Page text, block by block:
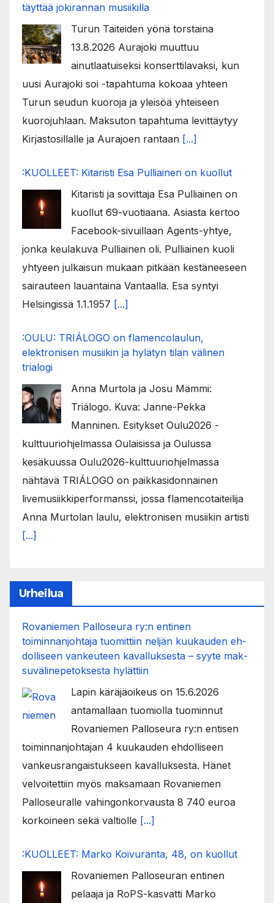
täyttää jokirannan musiikilla
Turun Taiteiden yönä torstaina
13.8.2026 Aurajoki muuttuu
ainutlaatuiseksi konserttilavaksi, kun
uusi Aurajoki soi -tapahtuma kokoaa yhteen
Turun seudun kuoroja ja yleisöä yhteiseen
kuorojuhlaan. Maksuton tapahtuma levittäytyy
Kirjastosillalle ja Aurajoen rantaan [...]
:KUOLLEET: Kitaristi Esa Pulliainen on kuollut
Kitaristi ja sovittaja Esa Pulliainen on
kuollut 69-vuotiaana. Asiasta kertoo
Facebook-sivuillaan Agents-yhtye,
jonka keulakuva Pulliainen oli. Pulliainen kuoli
yhtyeen julkaisun mukaan pitkään kestäneeseen
sairauteen lauantaina Vantaalla. Esa syntyi
Helsingissä 1.1.1957 [...]
:OULU: TRIÁLOGO on flamencolaulun,
elektronisen musiikin ja hylätyn tilan välinen
trialogi
Anna Murtola ja Josu Mämmi:
Triálogo. Kuva: Janne-Pekka
Manninen. Esitykset Oulu2026 -
kulttuuriohjelmassa Oulaisissa ja Oulussa
kesäkuussa Oulu2026-kulttuuriohjelmassa
nähtävä TRIÁLOGO on paikkasidonnainen
livemusiikkiperformanssi, jossa flamencotaiteilija
Anna Murtolan laulu, elektronisen musiikin artisti
[...]
Urheilua
Rovaniemen Palloseura ry:n entinen
toiminnanjohtaja tuo­mit­tiin neljän kuu­kau­den eh­
dol­li­seen van­keu­teen ka­val­luk­ses­ta – syyte mak­
su­vä­li­ne­pe­tok­ses­ta hy­lät­tiin
Lapin käräjäoikeus on 15.6.2026
antamallaan tuomiolla tuominnut
Rovaniemen Palloseura ry:n entisen
toiminnanjohtajan 4 kuukauden ehdolliseen
vankeusrangaistukseen kavalluksesta. Hänet
velvoitettiin myös maksamaan Rovaniemen
Palloseuralle vahingonkorvausta 8 740 euroa
korkoineen sekä valtiolle [...]
:KUOLLEET: Marko Koivuranta, 48, on kuollut
Rovaniemen Palloseuran entinen
pelaaja ja RoPS-kasvatti Marko